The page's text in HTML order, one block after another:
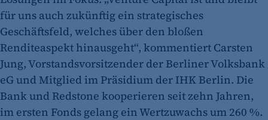
für uns auch zukünftig ein strategisches
Geschäftsfeld, welches über den bloßen
Renditeaspekt hinausgeht“, kommentiert Carsten
Jung, Vorstandsvorsitzender der Berliner Volksbank
eG und Mitglied im Präsidium der IHK Berlin. Die
Bank und Redstone kooperieren seit zehn Jahren,
im ersten Fonds gelang ein Wertzuwachs um 260 %.